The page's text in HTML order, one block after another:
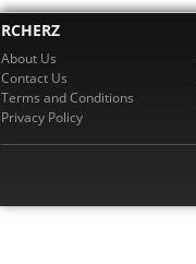
RCHERZ
About Us
Contact Us
Terms and Conditions
Privacy Policy